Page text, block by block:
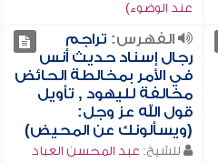
عند الوضوء)
الفهرس: تراجم
رجال إسناد حديث أنس
في الأمر بمخالطة الحائض
مخالفة لليهود , تأويل
قول الله عز وجل:
(ويسألونك عن المحيض)
للشيخ: عبد المحسن العباد